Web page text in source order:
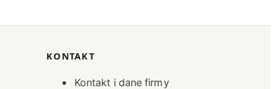
KONTAKT
Kontakt i dane firmy